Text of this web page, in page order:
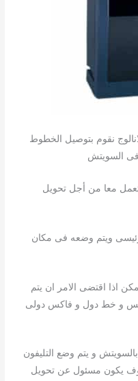
نقوم بتوصيل الخطوط
فى السويتش
تعمل معا من أجل تحويل
ويتم وضعه فى مكان
اذا اقتضى الامر ان يتم
و خط دول و فاكس دولى
و يتم وضع التليفون
يكون مسئول عن تحويل